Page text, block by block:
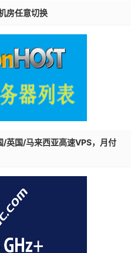
房任意切换
国/马来西亚高速VPS，月付